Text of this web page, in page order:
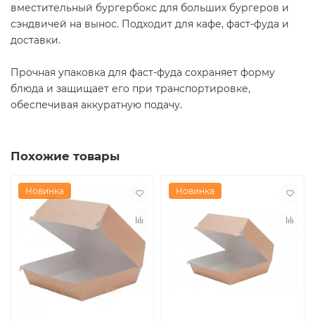
вместительный бургербокс для больших бургеров и
сэндвичей на вынос. Подходит для кафе, фаст-фуда и
доставки.
Прочная упаковка для фаст-фуда сохраняет форму
блюда и защищает его при транспортировке,
обеспечивая аккуратную подачу.
Похожие товары
Новинка Новинка